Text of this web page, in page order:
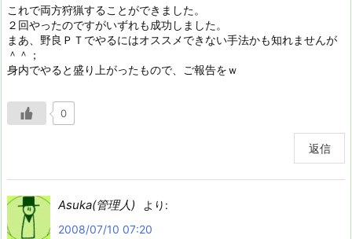
これで両方狩猟することができました。
２回やったのですがいずれも成功しました。
まあ、野良ＰＴでやるにはオススメできない手法かも知れませんが
＾＾；
身内でやると盛り上がったもので、ご報告をｗ
0
返信
Asuka(管理人)
より:
2008/07/10 07:20